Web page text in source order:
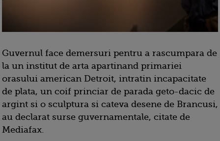
Guvernul face demersuri pentru a rascumpara de
la un institut de arta apartinand primariei
orasului american Detroit, intratin incapacitate
de plata, un coif princiar de parada geto-dacic de
argint si o sculptura si cateva desene de Brancusi,
au declarat surse guvernamentale, citate de
Mediafax.